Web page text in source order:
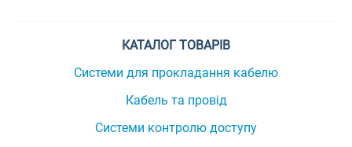
КАТАЛОГ ТОВАРІВ
Системи для прокладання кабелю
Кабель та провід
Системи контролю доступу